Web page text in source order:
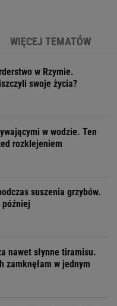
WIĘCEJ TEMATÓW
w Rzymie.
swoje życia?
w wodzie. Ten
rozklejeniem
suszenia grzybów.
nawet słynne tiramisu.
zamknęłam w jednym